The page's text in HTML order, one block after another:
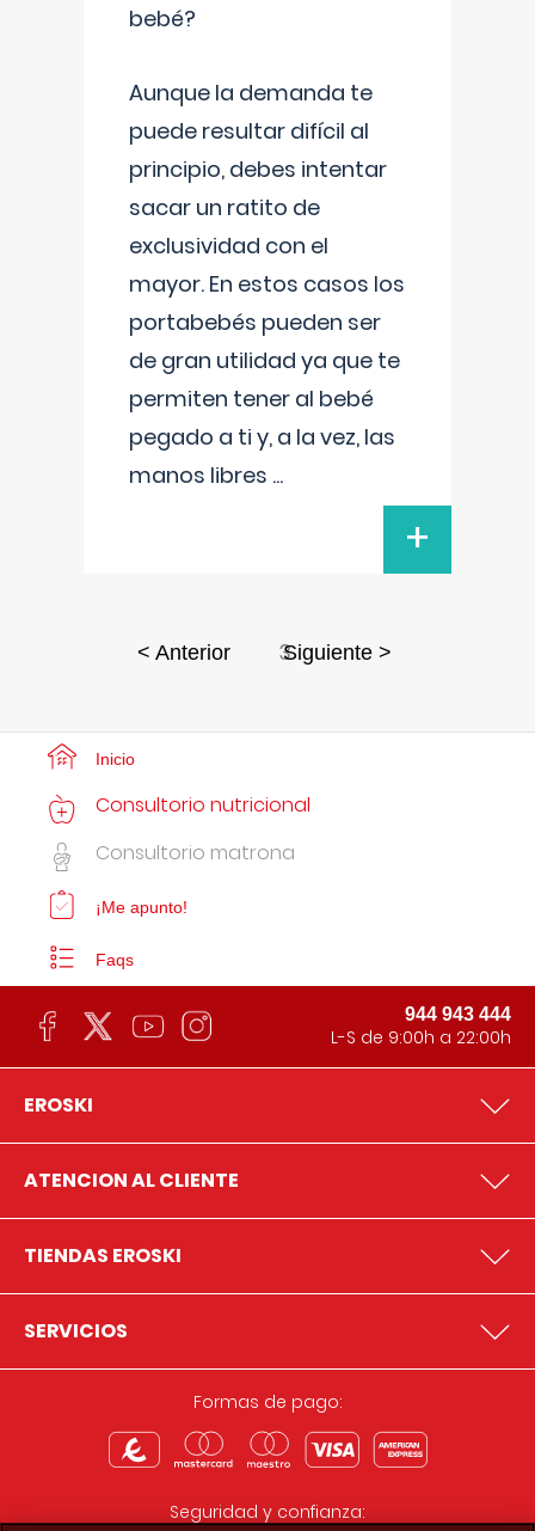
bebé?
Aunque la demanda te
puede resultar difícil al
principio, debes intentar
sacar un ratito de
exclusividad con el
mayor. En estos casos los
portabebés pueden ser
de gran utilidad ya que te
permiten tener al bebé
pegado a ti y, a la vez, las
manos libres ...
+
< Anterior 3Siguiente >
Inicio
Consultorio nutricional
Consultorio matrona
¡Me apunto!
Faqs
944 943 444
L-S de 9:00h a 22:00h
EROSKI
ATENCION AL CLIENTE
TIENDAS EROSKI
SERVICIOS
Formas de pago:
Seguridad y confianza: